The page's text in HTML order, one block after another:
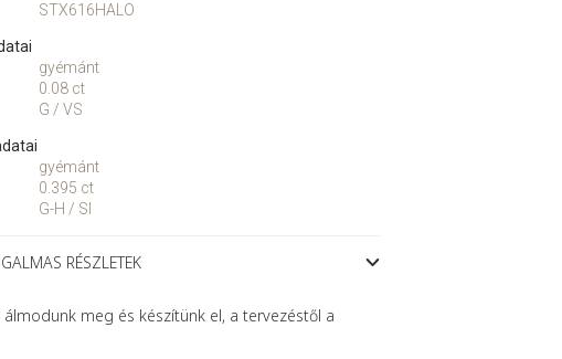
STX616HALO
gyémánt
0.08 ct
G / VS
gyémánt
0.395 ct
G-H / SI
RÉSZLETEK
meg és készítünk el, a tervezéstől a